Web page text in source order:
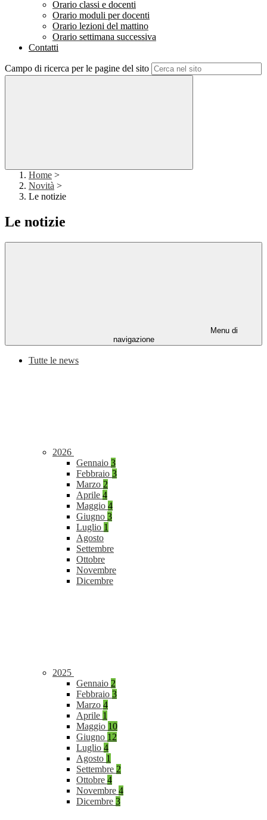
Orario classi e docenti
Orario moduli per docenti
Orario lezioni del mattino
Orario settimana successiva
Contatti
Campo di ricerca per le pagine del sito
Home >
Novità >
Le notizie
Le notizie
Menu di
navigazione
Tutte le news
2026
Gennaio 3
Febbraio 3
Marzo 2
Aprile 4
Maggio 4
Giugno 3
Luglio 1
Agosto
Settembre
Ottobre
Novembre
Dicembre
2025
Gennaio 2
Febbraio 3
Marzo 4
Aprile 1
Maggio 10
Giugno 12
Luglio 4
Agosto 1
Settembre 2
Ottobre 4
Novembre 4
Dicembre 3